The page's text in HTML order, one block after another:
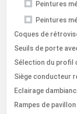
Peintures
Peintures
Coques de
Seuils de porte
Sélection du profil
Siège conducteur
Eclairage
Rampes de